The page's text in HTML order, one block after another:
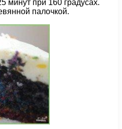
минут при 160 градусах.
палочкой.